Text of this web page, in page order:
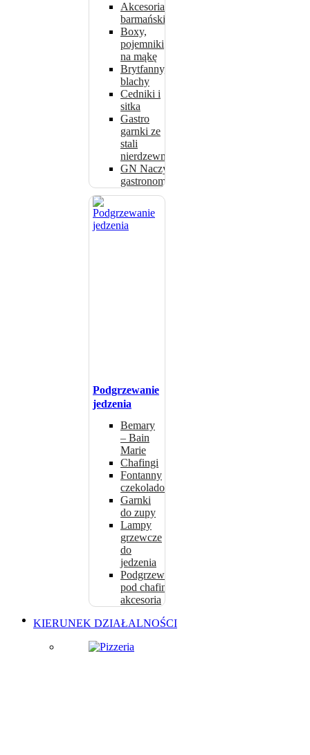
Akcesoria
barmańskie
Boxy,
pojemniki
na mąkę
Brytfanny,
blachy
Cedniki i
sitka
Gastro
garnki ze
stali
nierdzewnej
GN Naczynia
gastronomiczne
Podgrzewanie
jedzenia
Bemary
– Bain
Marie
Chafingi
Fontanny
czekoladowe
Garnki
do zupy
Lampy
grzewcze
do
jedzenia
Podgrzewacze
pod chafing i
akcesoria
KIERUNEK DZIAŁALNOŚCI